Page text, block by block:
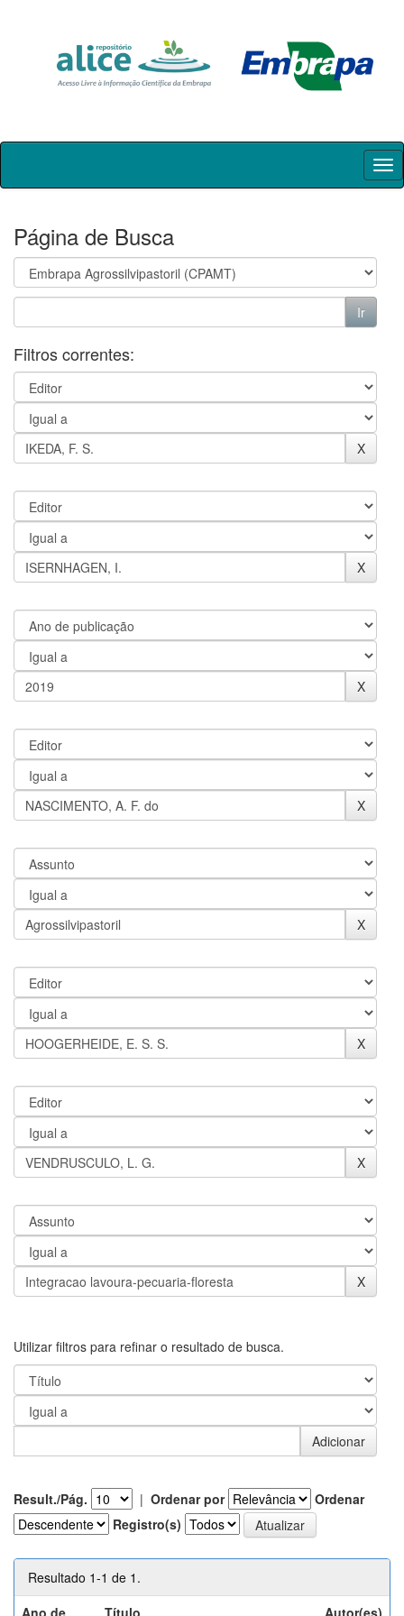
Skip
Página de Busca
Filtros correntes:
Utilizar filtros para refinar o resultado de busca.
Result./Pág. | Ordenar por
Ordenar
Registro(s)
Resultado 1-1 de 1.
Ano de
Título Autor(es)